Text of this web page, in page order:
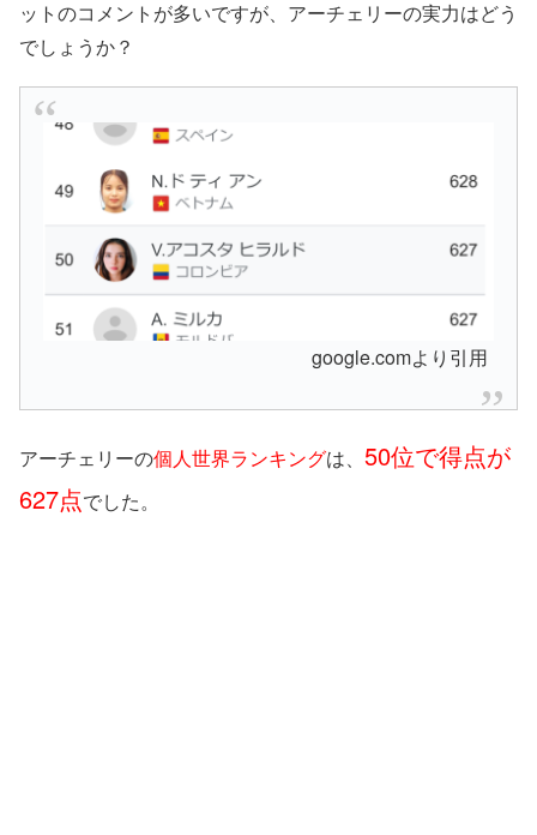
ットのコメントが多いですが、アーチェリーの実力はどう
でしょうか？
google.comより引用
アーチェリーの個人世界ランキングは、 50位で得点が
627点でした。